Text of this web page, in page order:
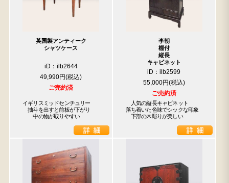
英国製アンティーク
シャツケース
iD：ilb2644
49,990円
ご売約済
イギリスミッドセンチュリー
抽斗を出すと前板が下がり
中の物が取りやすい
李朝
棚付
縦長
キャビネット
iD：ilb2599
55,000円
ご売約済
人気の縦長キャビネット
落ち着いた色味でシックな印象
下部の木彫りが美しい